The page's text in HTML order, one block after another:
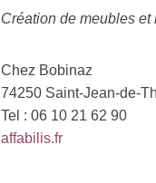
Création de meubles
Chez Bobinaz
74250 Saint-Jean-de-
Tel : 06 10 21 62 90
affabilis.fr